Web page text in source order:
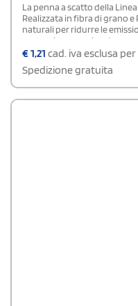
La penna a scatto della
Realizzata in fibra di grano e
naturali per ridurre le
meccanismo a pulsante,
stampa e un logo Wheat
una gamma di colori
€1,21 cad. iva esclusa per
Spedizione gratuita